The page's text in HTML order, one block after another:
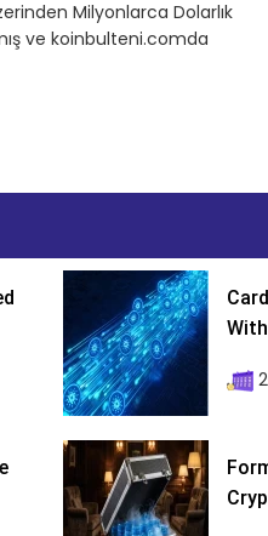
Milyonlarca Dolarlık
ve koinbulteni.comda